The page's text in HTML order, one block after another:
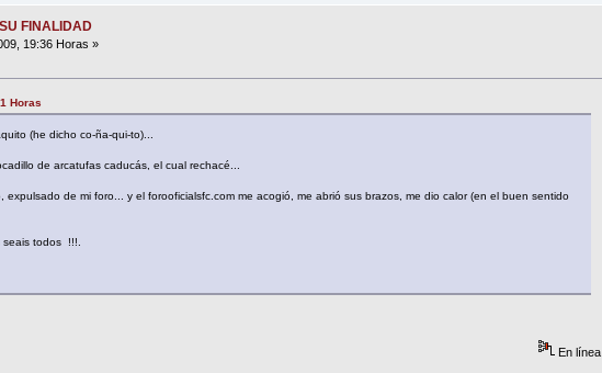
FINALIDAD
19:36 Horas »
Horas
(he dicho co-ña-qui-to)...
de arcatufas caducás, el cual rechacé...
de mi foro... y el forooficialsfc.com me acogió, me abrió sus brazos, me dio calor (en el buen sentido
seais todos !!!.
En línea